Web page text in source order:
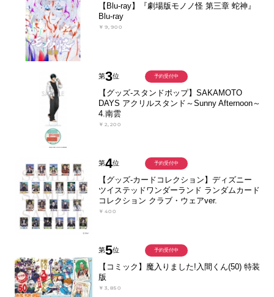
【Blu-ray】『劇場版モノノ怪 第三章 蛇神』
Blu-ray
￥9,900
第3位
【グッズ-スタンドポップ】SAKAMOTO
DAYS アクリルスタンド～Sunny Afternoon～
4.南雲
￥2,200
予約受付中
第4位
【グッズ-カードコレクション】ディズニー
ツイステッドワンダーランド ランダムカード
コレクション クラブ・ウェアver.
￥400
予約受付中
第5位
【コミック】魔入りました!入間くん(50) 特装
版
￥3,850
予約受付中